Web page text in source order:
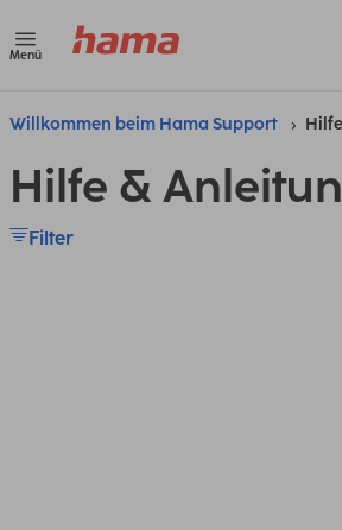
Menü
Willkommen beim Hama Support
Hilfe &
Filter